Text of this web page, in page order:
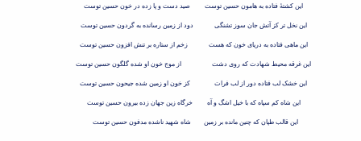
این کشتهٔ فتاده به هامون حسین توست صید دست و پا زده در خون حسین توست
این نخل تر کز آتش جان سوز تشنگی دود از زمین رسانده به گردون حسین توست
این ماهی فتاده به دریای خون که هست زخم از ستاره بر تنش افزون حسین توست
این غرقه محیط شهادت که روی دشت از موج خون او شده گلگون حسین توست
این خشک لب فتاده دور از لب فرات کز خون او زمین شده جیحون حسین توست
این شاه کم سپاه که با خیل اشگ و آه خرگاه زین جهان زده بیرون حسین توست
این قالب طپان که چنین مانده بر زمین شاه شهید ناشده مدفون حسین توست